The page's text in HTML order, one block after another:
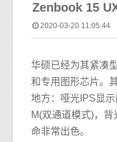
Zenbook 15
2020-03-20 11:05:44
华硕已经为其紧凑
和专用图形芯片。
地方：哑光IPS显
M(双通道模式)，
命非常出色。